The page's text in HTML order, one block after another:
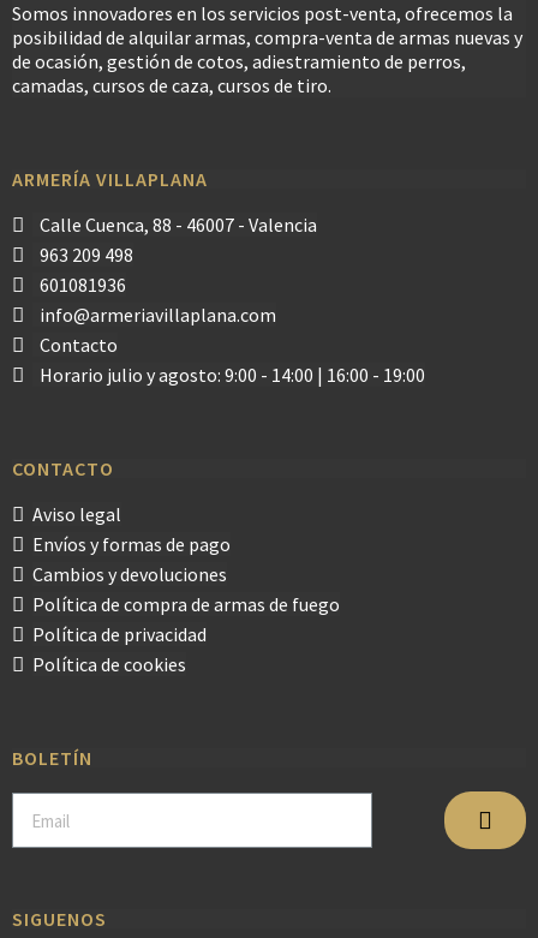
Somos innovadores en los servicios post-venta, ofrecemos la
posibilidad de alquilar armas, compra-venta de armas nuevas y
de ocasión, gestión de cotos, adiestramiento de perros,
camadas, cursos de caza, cursos de tiro.
ARMERÍA VILLAPLANA
Calle Cuenca, 88 - 46007 - Valencia
963 209 498
601081936
info@armeriavillaplana.com
Contacto
Horario julio y agosto: 9:00 - 14:00 | 16:00 - 19:00
CONTACTO
Aviso legal
Envíos y formas de pago
Cambios y devoluciones
Política de compra de armas de fuego
Política de privacidad
Política de cookies
BOLETÍN
SIGUENOS